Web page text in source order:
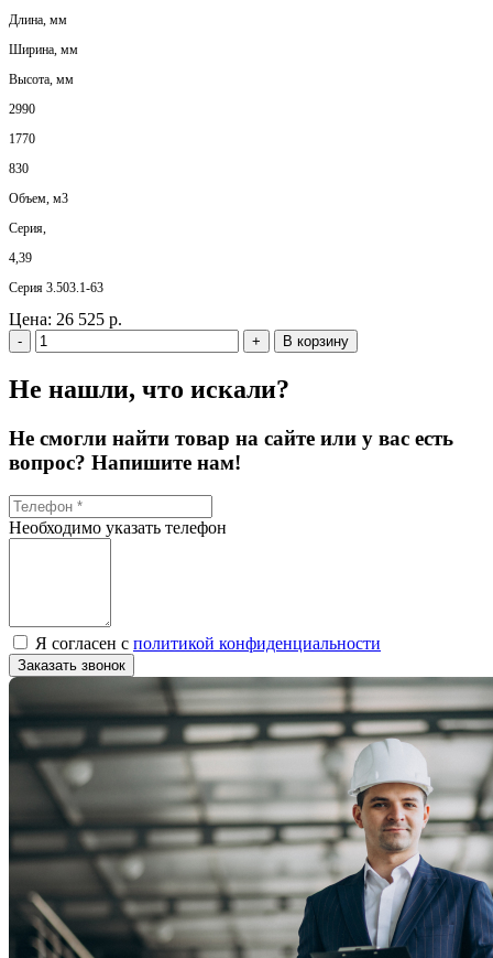
Длина, мм
Ширина, мм
Высота, мм
2990
1770
830
Объем, м3
Серия,
4,39
Серия 3.503.1-63
Цена: 26 525 р.
- + В корзину
Не нашли, что искали?
Не смогли найти товар на сайте или у вас есть
вопрос? Напишите нам!
Необходимо указать телефон
Я согласен с политикой конфиденциальности
Заказать звонок